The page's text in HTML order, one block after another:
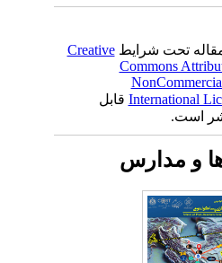
تحت شرایطCreative
Commons
Internationalقابل
است.
و مدارس